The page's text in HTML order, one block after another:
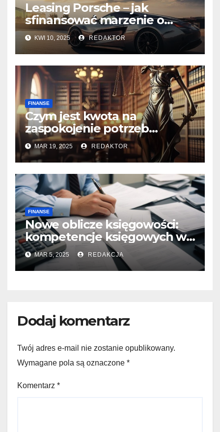
Leasing Porsche – jak
sfinansować marzenie o
sportowym samochodzie
KWI 10, 2025 REDAKTOR
FINANSE
Czym jest kwota na
zaspokojenie potrzeb
mieszkaniowych?
MAR 19, 2025 REDAKTOR
FINANSE
Nowe oblicze księgowości:
kompetencje księgowych w
erze cyfrowej transformacji
MAR 5, 2025 REDAKCJA
Dodaj komentarz
Twój adres e-mail nie zostanie opublikowany.
Wymagane pola są oznaczone *
Komentarz *